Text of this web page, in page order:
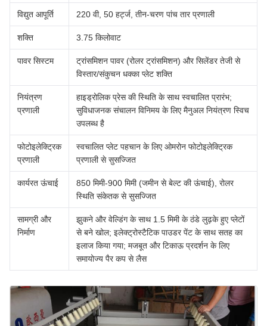
विद्युत आपूर्ति 220 वी, 50 हर्ट्ज, तीन-चरण पांच तार प्रणाली
शक्ति 3.75 किलोवाट
पावर सिस्टम
ट्रांसमिशन पावर (रोलर ट्रांसमिशन) और सिलेंडर तेजी से
विस्तार/संकुचन धक्का प्लेट शक्ति
नियंत्रण
प्रणाली
हाइड्रोलिक प्रेस की स्थिति के साथ स्वचालित प्रारंभ;
सुविधाजनक संचालन विनिमय के लिए मैनुअल नियंत्रण स्विच
उपलब्ध है
फोटोइलेक्ट्रिक
प्रणाली
स्वचालित प्लेट पहचान के लिए ओमरोन फोटोइलेक्ट्रिक
प्रणाली से सुसज्जित
कार्यरत ऊंचाई
850 मिमी-900 मिमी (जमीन से बेल्ट की ऊंचाई), रोलर
स्थिति संकेतक से सुसज्जित
सामग्री और
निर्माण
झुकने और वेल्डिंग के साथ 1.5 मिमी के ठंडे लुढ़के हुए प्लेटों
से बने खोल; इलेक्ट्रोस्टैटिक पाउडर पेंट के साथ सतह का
इलाज किया गया; मजबूत और टिकाऊ प्रदर्शन के लिए
समायोज्य पैर कप से लैस